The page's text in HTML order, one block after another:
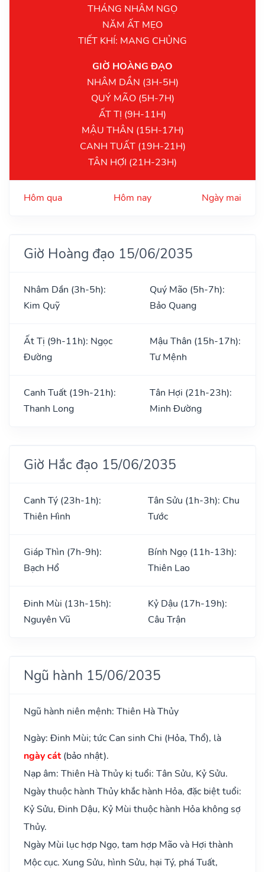
THÁNG NHÂM NGỌ
NĂM ẤT MẸO
TIẾT KHÍ: MANG CHỦNG
GIỜ HOÀNG ĐẠO
NHÂM DẦN (3H-5H)
QUÝ MÃO (5H-7H)
ẤT TỊ (9H-11H)
MẬU THÂN (15H-17H)
CANH TUẤT (19H-21H)
TÂN HỢI (21H-23H)
Hôm qua Hôm nay Ngày mai
Giờ Hoàng đạo 15/06/2035
Nhâm Dần (3h-5h):
Kim Quỹ
Quý Mão (5h-7h):
Bảo Quang
Ất Tị (9h-11h): Ngọc
Đường
Mậu Thân (15h-17h):
Tư Mệnh
Canh Tuất (19h-21h):
Thanh Long
Tân Hợi (21h-23h):
Minh Đường
Giờ Hắc đạo 15/06/2035
Canh Tý (23h-1h):
Thiên Hình
Tân Sửu (1h-3h): Chu
Tước
Giáp Thìn (7h-9h):
Bạch Hổ
Bính Ngọ (11h-13h):
Thiên Lao
Đinh Mùi (13h-15h):
Nguyên Vũ
Kỷ Dậu (17h-19h):
Câu Trận
Ngũ hành 15/06/2035
Ngũ hành niên mệnh: Thiên Hà Thủy
Ngày: Đinh Mùi; tức Can sinh Chi (Hỏa, Thổ), là
ngày cát(bảo nhật).
Nạp âm: Thiên Hà Thủy kị tuổi: Tân Sửu, Kỷ Sửu.
Ngày thuộc hành Thủy khắc hành Hỏa, đặc biệt tuổi:
Kỷ Sửu, Đinh Dậu, Kỷ Mùi thuộc hành Hỏa không sợ
Thủy.
Ngày Mùi lục hợp Ngọ, tam hợp Mão và Hợi thành
Mộc cục. Xung Sửu, hình Sửu, hại Tý, phá Tuất,